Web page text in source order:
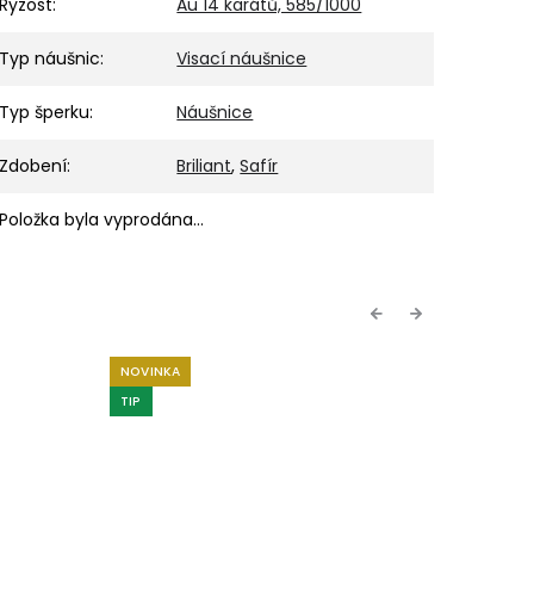
Typ náušnic: Visací náušnice
Typ šperku: Náušnice
Zdobení: Briliant,Safír
Položka byla vyprodána…
Previous
NOVINKA
TIP
Next